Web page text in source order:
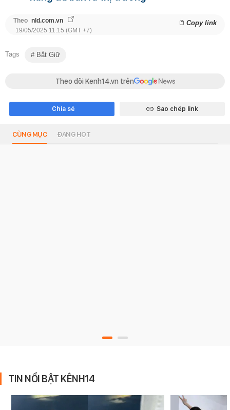
Theo nld.com.vn Copy link
19/05/2025 11:15 (GMT +7)
Tags Bắt Giữ
Theo dõi Kenh14.vn trên
Chia sẻ Sao chép link
CÙNG MỤC ĐANG HOT
TIN NỔI BẬT KÊNH14